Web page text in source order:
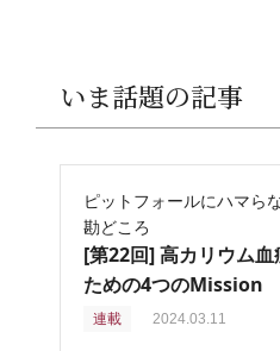
いま話題の記事
ピットフォールにハマら
勘どころ
[第22回] 高カリウム血
ための4つのMission
連載 2024.03.11